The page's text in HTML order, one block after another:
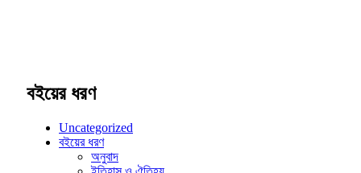
বইয়ের ধরণ
Uncategorized
বইয়ের ধরণ
অনুবাদ